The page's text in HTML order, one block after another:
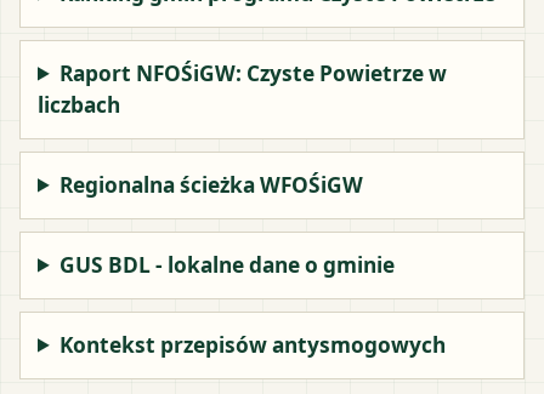
Raport NFOŚiGW: Czyste Powietrze w
liczbach
Regionalna ścieżka WFOŚiGW
GUS BDL - lokalne dane o gminie
Kontekst przepisów antysmogowych